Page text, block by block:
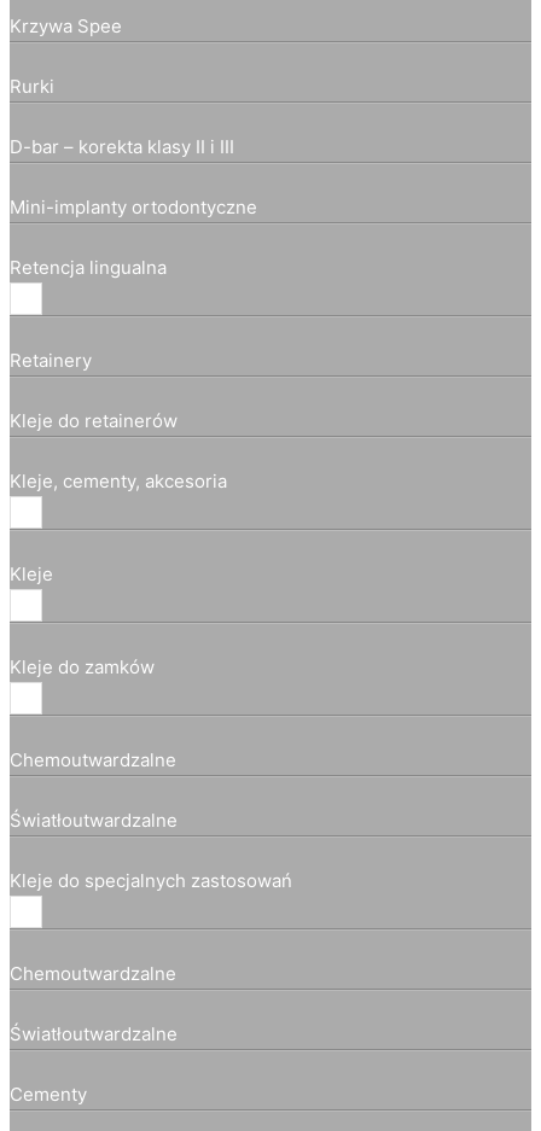
Krzywa Spee
Rurki
D-bar – korekta klasy II i III
Mini-implanty ortodontyczne
Retencja lingualna
Retainery
Kleje do retainerów
Kleje, cementy, akcesoria
Kleje
Kleje do zamków
Chemoutwardzalne
Światłoutwardzalne
Kleje do specjalnych zastosowań
Chemoutwardzalne
Światłoutwardzalne
Cementy